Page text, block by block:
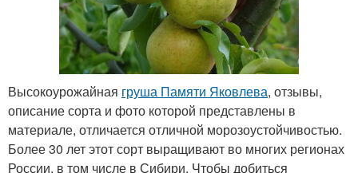
Высокоурожайная груша Памяти Яковлева, отзывы,
описание сорта и фото которой представлены в
материале, отличается отличной морозоустойчивостью.
Более 30 лет этот сорт выращивают во многих регионах
России, в том числе в Сибири. Чтобы добиться